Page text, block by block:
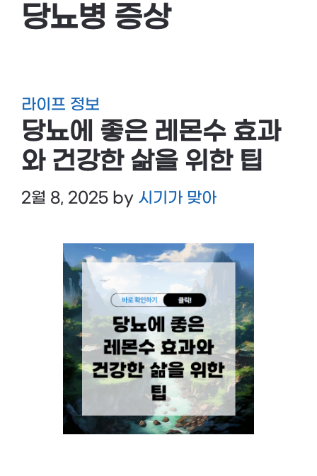
당뇨병 증상
라이프 정보
당뇨에 좋은 레몬수 효과
와 건강한 삶을 위한 팁
2월 8, 2025 by 시기가 맞아